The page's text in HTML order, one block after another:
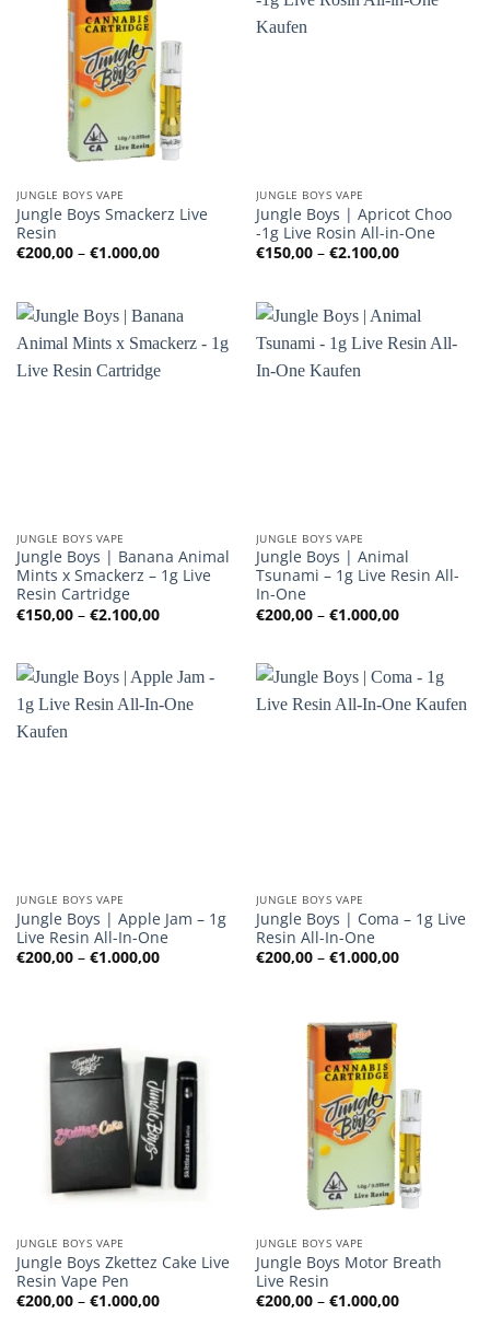
JUNGLE BOYS VAPE
Jungle Boys Smackerz Live
Resin
€200,00 – €1.000,00Preisspanne:
€200,00
JUNGLE BOYS VAPE
Jungle Boys | Apricot Choo
-1g Live Rosin All-in-One
€150,00 – €2.100,00
€150,00
JUNGLE BOYS VAPE
Jungle Boys | Banana Animal
Mints x Smackerz – 1g Live
Resin Cartridge
€150,00 – €2.100,00Preisspanne:
€150,00
JUNGLE BOYS VAPE
Jungle Boys | Animal
Tsunami – 1g Live Resin All-
In-One
€200,00 – €1.000,00
€200,00
JUNGLE BOYS VAPE
Jungle Boys | Apple Jam – 1g
Live Resin All-In-One
€200,00 – €1.000,00Preisspanne:
JUNGLE BOYS VAPE
Jungle Boys | Coma – 1g Live
Resin All-In-One
€200,00 – €1.000,00
JUNGLE BOYS VAPE
Jungle Boys Zkettez Cake Live
Resin Vape Pen
€200,00 – €1.000,00Preisspanne:
€200,00
JUNGLE BOYS VAPE
Jungle Boys Motor Breath
Live Resin
€200,00 – €1.000,00
€200,00